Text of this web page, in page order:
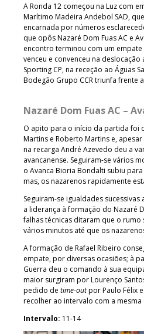
A Ronda 12 começou na Luz com
Marítimo Madeira Andebol SAD,
encarnada por números
que opôs Nazaré Dom Fuas AC e
encontro terminou com um empate
venceu e convenceu na
Sporting CP, na receção ao Águas
Bodegão Grupo CCR triunfa frente
Nazaré Dom Fuas AC –
O apito para o início da partida foi
Martins e Roberto Martins e,
na recarga André Azevedo deu a
avancanense. Seguiram-se vários
o Avanca Bioria Bondalti subiu
mas, os nazarenos rapidamente
Seguiram-se igualdades
a liderança à formação do Nazaré
falhas técnicas ditaram que o rumo
vários minutos até que os
A formação de Rafael Ribeiro
empate, por diversas ocasiões; à
Guerra deu o comando à sua
maior surgiram por Lourenço
pedido de time-outpor Paulo Félix
recolher ao intervalo com a mesma
Intervalo: 11-14